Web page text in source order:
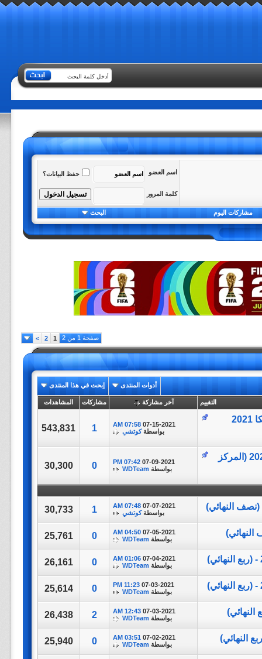
اسم العضو حفظ البيانات؟
كلمة المرور
مشاركات اليوم البحث
صفحة 1 من 2 1
2
>
أدوات المنتدى إبحث في هذا المنتدى
التقييم آخر مشاركة مشاركات المشاهدات
مباراة كاملة || البرازيل vs الأرجنتين || بطولة كوبا أمريكا 2021 07-15-2021
07:58 AM
بواسطةكوتشي 1
543,831
مباراة كاملة || بيرو vs كولومبيا || بطولة كوبا أمريكا 2021 (المركز 07-09-2021
07:42 PM
بواسطة WDTeam
0
30,300
07-07-2021
07:48 AM
بواسطةكوتشي 1
30,733
07-05-2021
04:50 AM
بواسطة WDTeam
0
25,761
07-04-2021
01:06 AM
بواسطة WDTeam
0
26,161
07-03-2021
11:23 PM
بواسطة WDTeam
0
25,614
07-03-2021
12:43 AM
بواسطة WDTeam
2
26,438
07-02-2021
03:51 AM
بواسطة WDTeam
0
25,940